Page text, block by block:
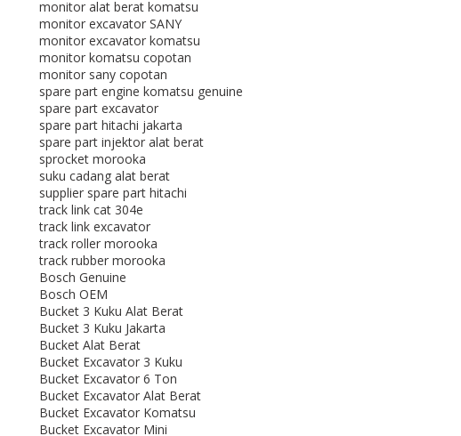
monitor alat berat komatsu
monitor excavator SANY
monitor excavator komatsu
monitor komatsu copotan
monitor sany copotan
spare part engine komatsu genuine
spare part excavator
spare part hitachi jakarta
spare part injektor alat berat
sprocket morooka
suku cadang alat berat
supplier spare part hitachi
track link cat 304e
track link excavator
track roller morooka
track rubber morooka
Bosch Genuine
Bosch OEM
Bucket 3 Kuku Alat Berat
Bucket 3 Kuku Jakarta
Bucket Alat Berat
Bucket Excavator 3 Kuku
Bucket Excavator 6 Ton
Bucket Excavator Alat Berat
Bucket Excavator Komatsu
Bucket Excavator Mini